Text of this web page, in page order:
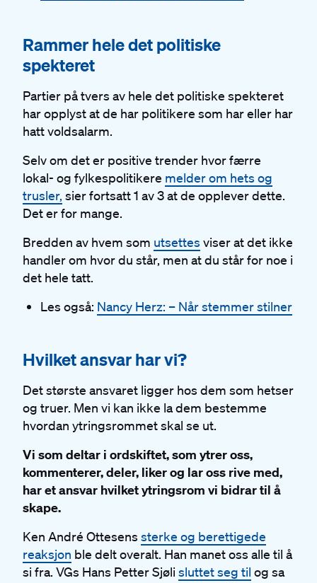
#
Rammer hele det politiske
spekteret
Partier på tvers av hele det politiske spekteret
har opplyst at de har politikere som har eller har
hatt voldsalarm.
Selv om det er positive trender hvor færre
lokal- og fylkespolitikere melder om hets og
trusler, sier fortsatt 1 av 3 at de opplever dette.
Det er for mange.
Bredden av hvem som utsettes viser at det ikke
handler om hvor du står, men at du står for noe i
det hele tatt.
Les også: Nancy Herz: – Når stemmer stilner
#
Hvilket ansvar har vi?
Det største ansvaret ligger hos dem som hetser
og truer. Men vi kan ikke la dem bestemme
hvordan ytringsrommet skal se ut.
Vi som deltar i ordskiftet, som ytrer oss,
kommenterer, deler, liker og lar oss rive med,
har et ansvar hvilket ytringsrom vi bidrar til å
skape.
Ken André Ottesens sterke og berettigede
reaksjon ble delt overalt. Han manet oss alle til å
si fra. VGs Hans Petter Sjøli sluttet seg til og sa